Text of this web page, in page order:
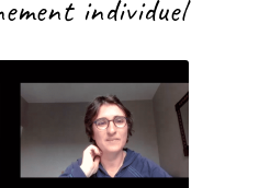
individuel